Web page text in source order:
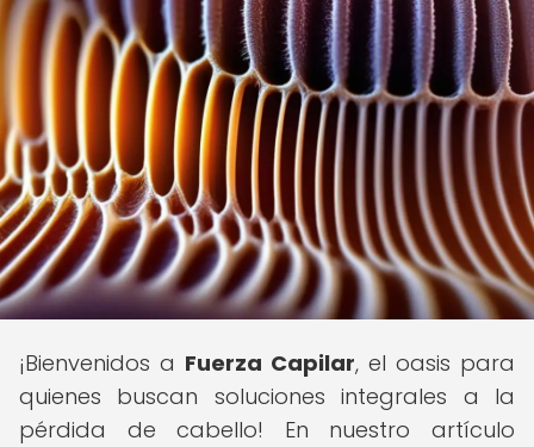
¡Bienvenidos a Fuerza Capilar, el oasis para
quienes buscan soluciones integrales a la
pérdida de cabello! En nuestro artículo